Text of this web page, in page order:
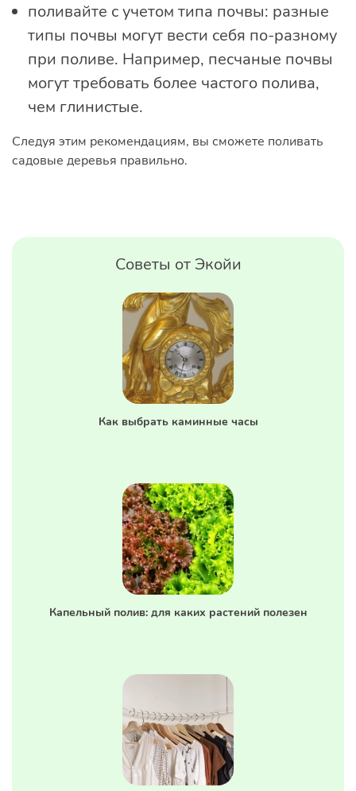
поливайте с учетом типа почвы: разные
типы почвы могут вести себя по-разному
при поливе. Например, песчаные почвы
могут требовать более частого полива,
чем глинистые.
Следуя этим рекомендациям, вы сможете поливать
садовые деревья правильно.
Советы от Экойи
Как выбрать каминные часы
Капельный полив: для каких растений полезен